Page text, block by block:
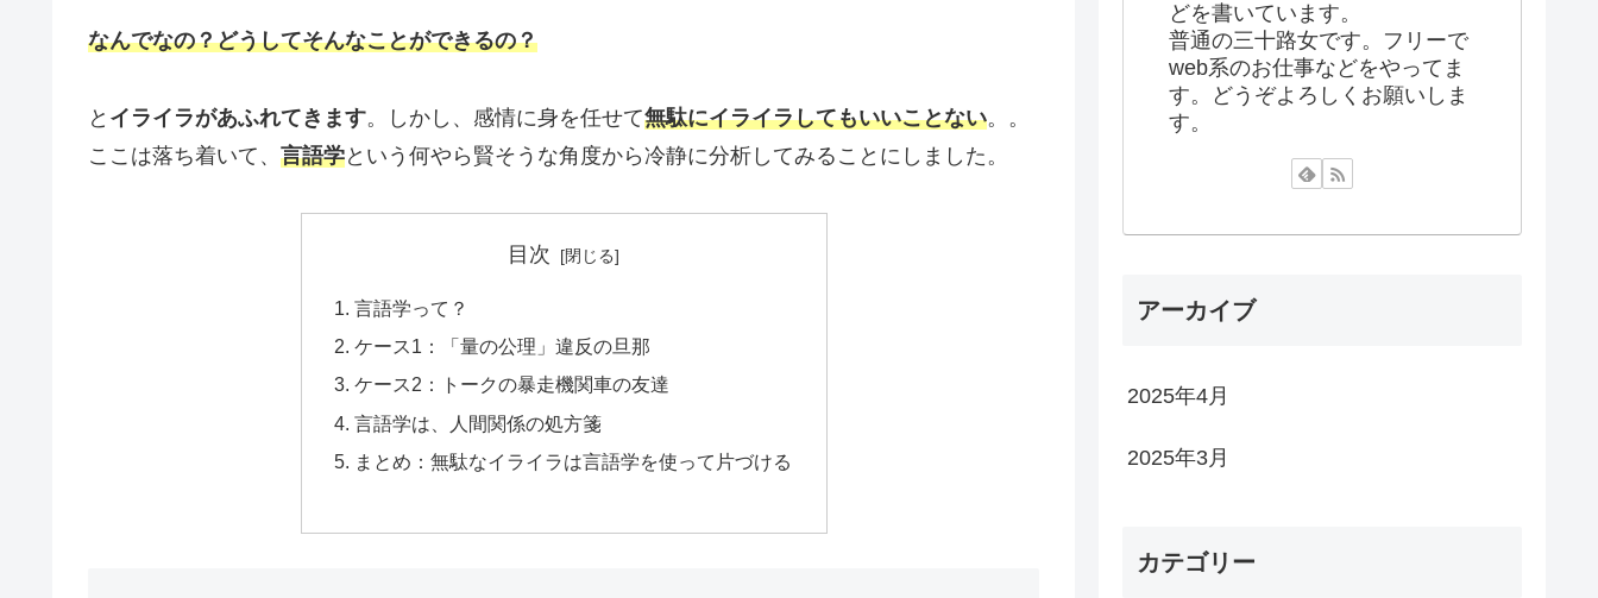
なんでなの？どうしてそんなことができるの？
と イライラがあふれてきます。しかし、感情に身を任せて無駄にイライラしてもいいことない。。
ここは落ち着いて、 言語学という何やら賢そうな角度から冷静に分析してみることにしました。
目次
言語学って？
ケース1：「量の公理」違反の旦那
ケース2：トークの暴走機関車の友達
言語学は、人間関係の処方箋
まとめ：無駄なイライラは言語学を使って片づける
どを書いています。
普通の三十路女です。フリーで
web系のお仕事などをやってま
す。どうぞよろしくお願いしま
す。
アーカイブ
2025年4月
2025年3月
カテゴリー